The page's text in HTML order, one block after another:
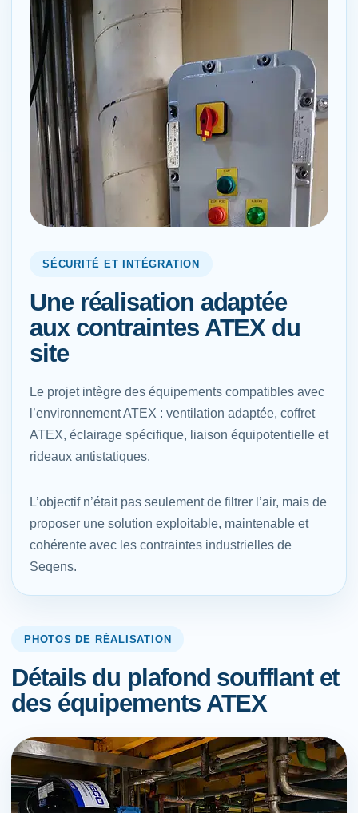
SÉCURITÉ ET INTÉGRATION
Une réalisation adaptée
aux contraintes ATEX du
site
Le projet intègre des équipements compatibles avec
l’environnement ATEX : ventilation adaptée, coffret
ATEX, éclairage spécifique, liaison équipotentielle et
rideaux antistatiques.
L’objectif n’était pas seulement de filtrer l’air, mais de
proposer une solution exploitable, maintenable et
cohérente avec les contraintes industrielles de
Seqens.
PHOTOS DE RÉALISATION
Détails du plafond soufflant et
des équipements ATEX